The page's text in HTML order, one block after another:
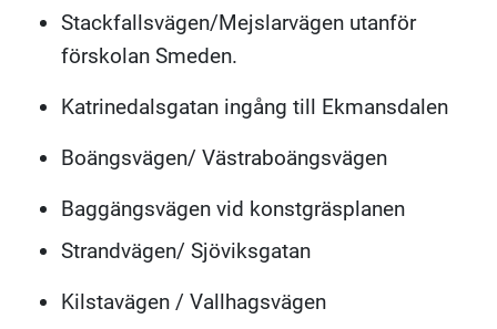
Stackfallsvägen/Mejslarvägen utanför
förskolan Smeden.
Katrinedalsgatan ingång till Ekmansdalen
Boängsvägen/ Västraboängsvägen
Baggängsvägen vid konstgräsplanen
Strandvägen/ Sjöviksgatan
Kilstavägen / Vallhagsvägen